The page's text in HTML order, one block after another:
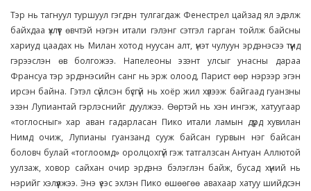
Тэр нь тагнуул туршуул гэгдэн тулгагдаж Фенестрел цайзад ял эдэлж
байхдаа үхлүүт өвчтэй нэгэн итали гэлэнг сэтгэл гарган тойлж байсны
хариуд цаадах нь Милан хотод нуусан алт, үнэт чулуун эрдэнэсээ түүнд
гэрээслэн өв болгожээ. Напелеоны эзэнт улсыг унасны дараа
Франсуа тэр эрдэнэсийн санг нь эрж олоод, Парист өөр нэрээр эгэн
ирсэн байна. Гэтэл сүйлсэн бүсгүй нь хоёр жил хүлээж байгаад гуанзны
эзэн Лупиантай гэрлэснийг дуулжээ. Өөртэй нь хэн ингэж, хатуугаар
«тоглосныг» хар аван гадарласан Пико итали ламын дүрд хувилан
Нимд очиж, Лупианы гуанзанд сууж байсан гурвын нэг байсан
боловч булай «тоглоомд» оролцохгүй гэж татгалзсан Антуан Аллютой
уулзаж, ховор сайхан очир эрдэнэ бэлэглэн байж, бусад хүний нь
нэрийг хэлүүлжээ. Энэ үеэс эхлэн Пико өшөөгөө авахаар хатуу шийдсэн